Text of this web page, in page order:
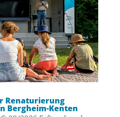
Renaturierung
Bergheim-Kenten